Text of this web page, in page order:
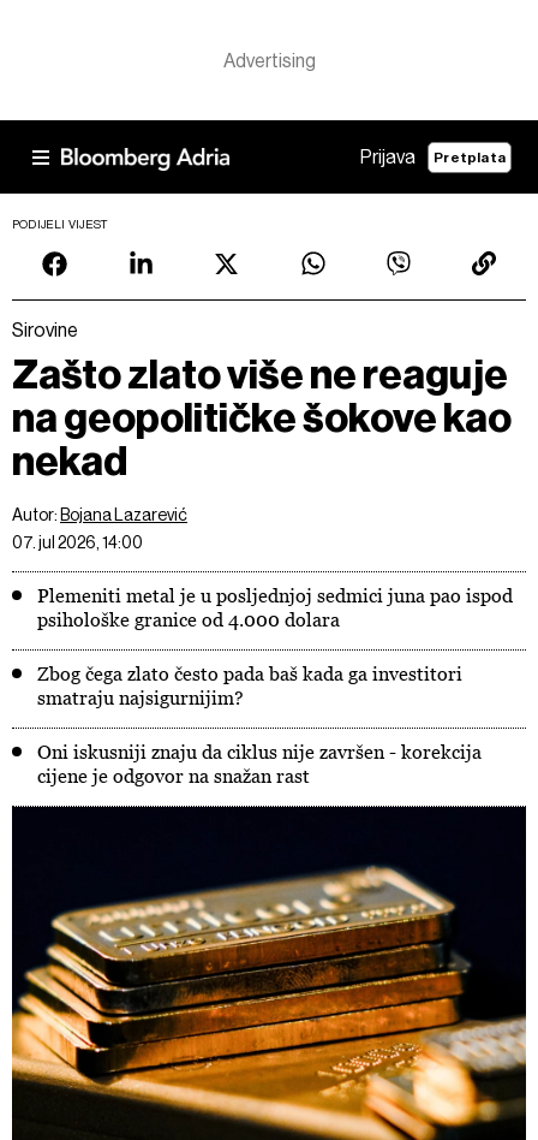
Prijava Pretplata
PODIJELI VIJEST
Sirovine
Zašto zlato više ne reaguje
na geopolitičke šokove kao
nekad
Autor: Bojana Lazarević
07. jul 2026, 14:00
Plemeniti metal je u posljednjoj sedmici juna pao ispod
psihološke granice od 4.000 dolara
Zbog čega zlato često pada baš kada ga investitori
smatraju najsigurnijim?
Oni iskusniji znaju da ciklus nije završen - korekcija
cijene je odgovor na snažan rast